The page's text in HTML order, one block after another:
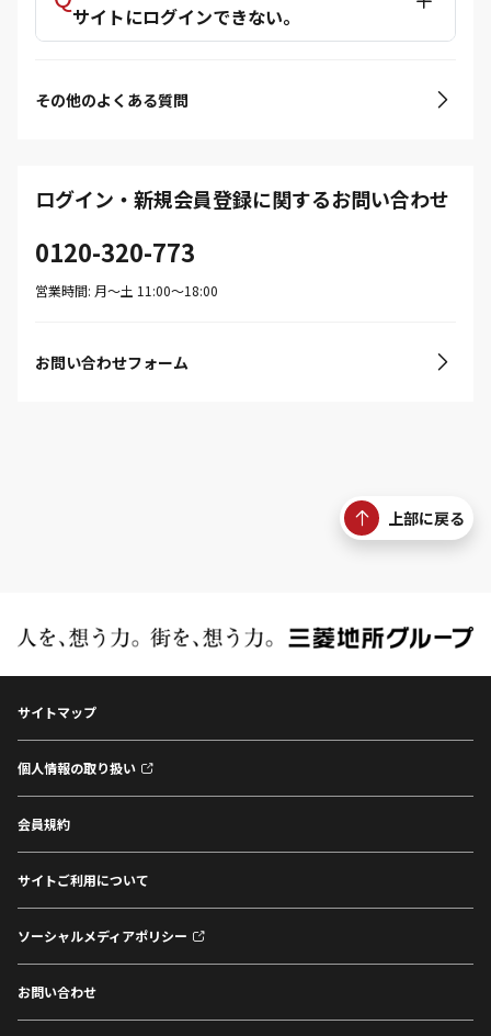
サイトにログインできない。
その他のよくある質問
ログイン・新規会員登録に関するお問い合わせ
0120-320-773
営業時間: 月〜土 11:00〜18:00
お問い合わせフォーム
上部に戻る
サイトマップ
個人情報の取り扱い
会員規約
サイトご利用について
ソーシャルメディアポリシー
お問い合わせ